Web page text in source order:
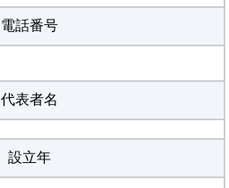
電話番号
代表者名
設立年